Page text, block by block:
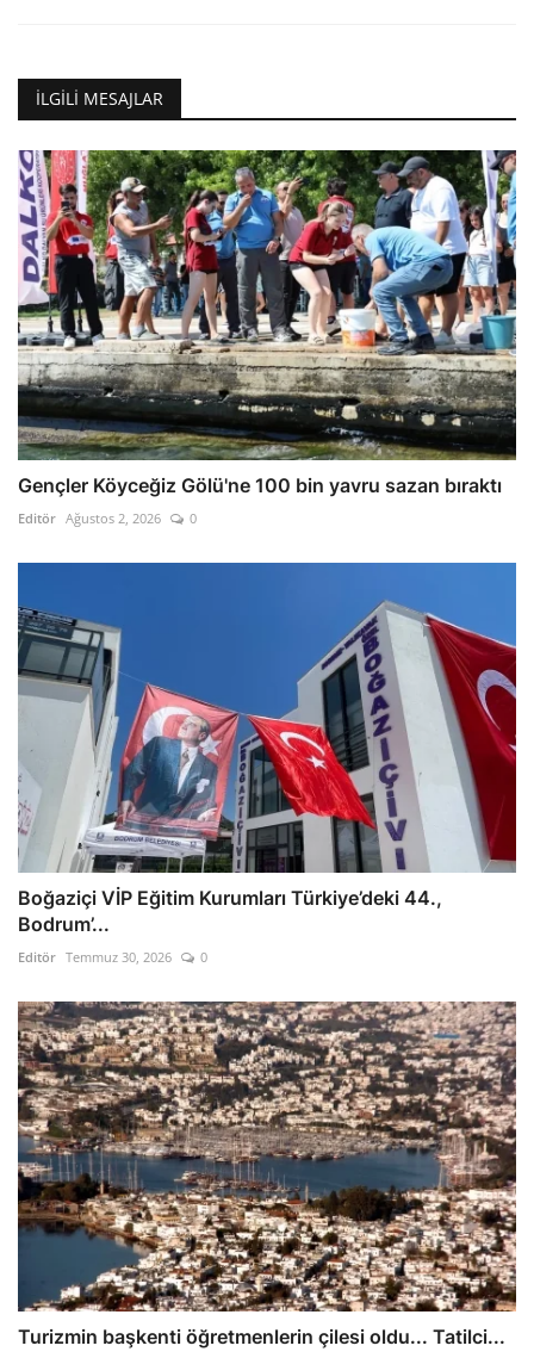
İLGILI MESAJLAR
Gençler Köyceğiz Gölü'ne 100 bin yavru sazan bıraktı
Editör Ağustos 2, 2026 0
Boğaziçi VİP Eğitim Kurumları Türkiye’deki 44.,
Bodrum’...
Editör Temmuz 30, 2026 0
Turizmin başkenti öğretmenlerin çilesi oldu... Tatilci...